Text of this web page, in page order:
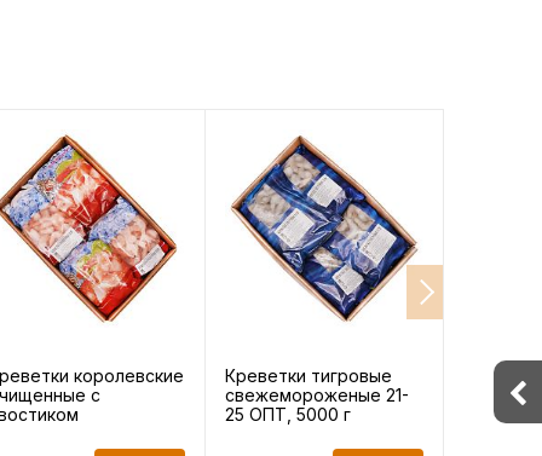
королевские
с
Креветки тигровые
свежемороженые 21-
25 ОПТ, 5000 г
20 без